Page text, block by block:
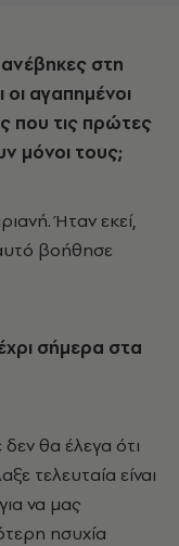
οι αγαπημένοι
που τις πρώτες
μόνοι τους;
Ήταν εκεί,
βοήθησε
σήμερα στα
θα έλεγα ότι
τελευταία είναι
να μας
ησυχία